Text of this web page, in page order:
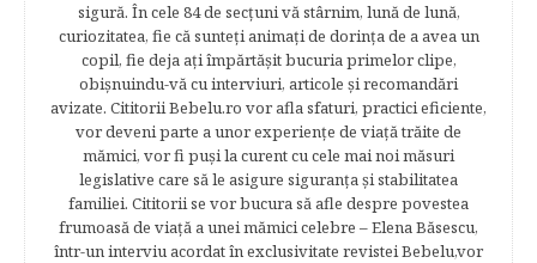
sigură. În cele 84 de secțuni vă stârnim, lună de lună,
curiozitatea, fie că sunteţi animaţi de dorinţa de a avea un
copil, fie deja aţi împărtăşit bucuria primelor clipe,
obişnuindu-vă cu interviuri, articole şi recomandări
avizate. Cititorii Bebelu.ro vor afla sfaturi, practici eficiente,
vor deveni parte a unor experienţe de viaţă trăite de
mămici, vor fi puşi la curent cu cele mai noi măsuri
legislative care să le asigure siguranţa şi stabilitatea
familiei. Cititorii se vor bucura să afle despre povestea
frumoasă de viață a unei mămici celebre – Elena Băsescu,
într-un interviu acordat în exclusivitate revistei Bebelu,vor